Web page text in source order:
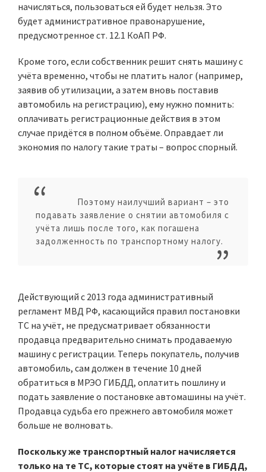
начисляться, пользоваться ей будет нельзя. Это
будет административное правонарушение,
предусмотренное ст. 12.1 КоАП РФ.
Кроме того, если собственник решит снять машину с
учёта временно, чтобы не платить налог (например,
заявив об утилизации, а затем вновь поставив
автомобиль на регистрацию), ему нужно помнить:
оплачивать регистрационные действия в этом
случае придётся в полном объёме. Оправдает ли
экономия по налогу такие траты – вопрос спорный.
Поэтому наилучший вариант – это
подавать заявление о снятии автомобиля с
учёта лишь после того, как погашена
задолженность по транспортному налогу.
Действующий с 2013 года административный
регламент МВД РФ, касающийся правил постановки
ТС на учёт, не предусматривает обязанности
продавца предварительно снимать продаваемую
машину с регистрации. Теперь покупатель, получив
автомобиль, сам должен в течение 10 дней
обратиться в МРЭО ГИБДД, оплатить пошлину и
подать заявление о постановке автомашины на учёт.
Продавца судьба его прежнего автомобиля может
больше не волновать.
Поскольку же транспортный налог начисляется
только на те ТС, которые стоят на учёте в ГИБДД,